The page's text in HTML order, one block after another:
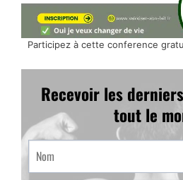
Participez à cette conference